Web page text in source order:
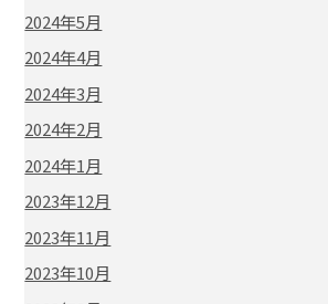
2024年5月
2024年4月
2024年3月
2024年2月
2024年1月
2023年12月
2023年11月
2023年10月